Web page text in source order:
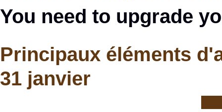
You need to upgrade
Principaux éléments
31 janvier